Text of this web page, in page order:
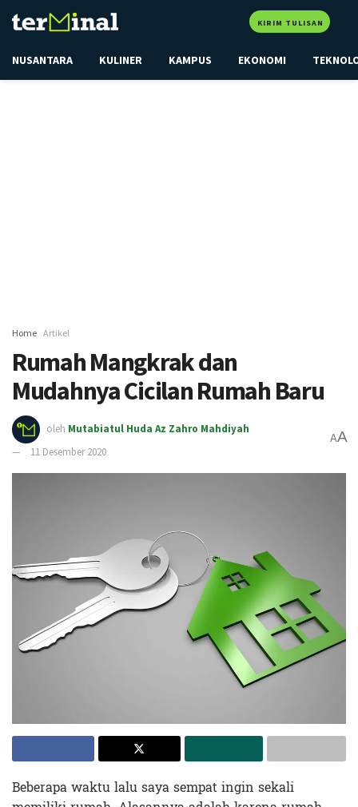
KIRIM TULISAN
NUSANTARA KULINER KAMPUS EKONOMI
Home Artikel
Rumah Mangkrak dan
Mudahnya Cicilan Rumah Baru
oleh Mutabiatul Huda Az Zahro Mahdiyah
11 Desember 2020
AA
Beberapa waktu lalu saya sempat ingin sekali